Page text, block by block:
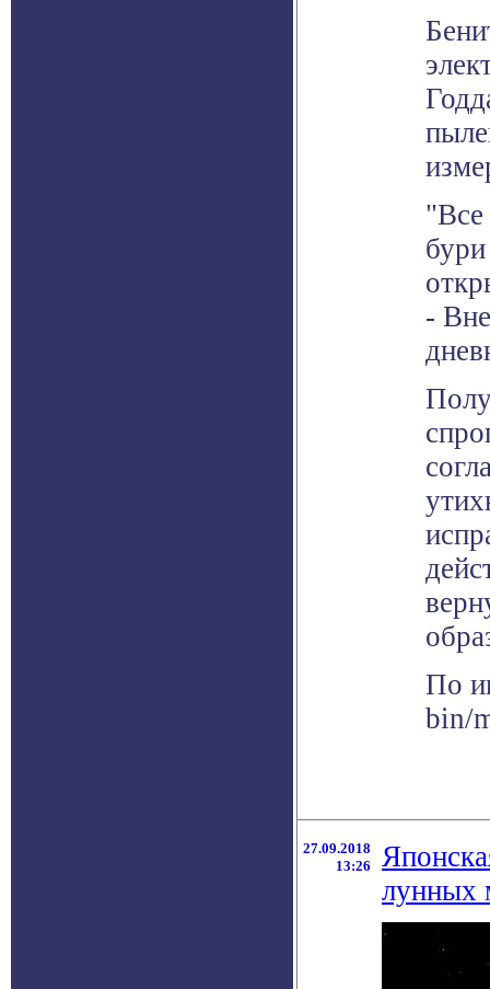
"Все
-
По
bin/
27.09.2018
13:26
лунных